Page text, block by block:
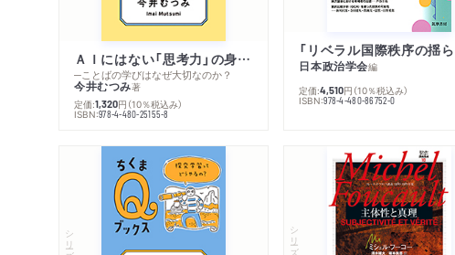
ＡＩにはない「思考力」の身につけ方
─ことばの学びはなぜ大切なのか？
今井むつみ著
定価:1,320円 （10％税込み）
ISBN:978-4-480-25155-8
日本政治学会編
定価:4,510円 （10％税込み）
ISBN:978-4-480-86752-0
シリーズ・全集 シリーズ・全集